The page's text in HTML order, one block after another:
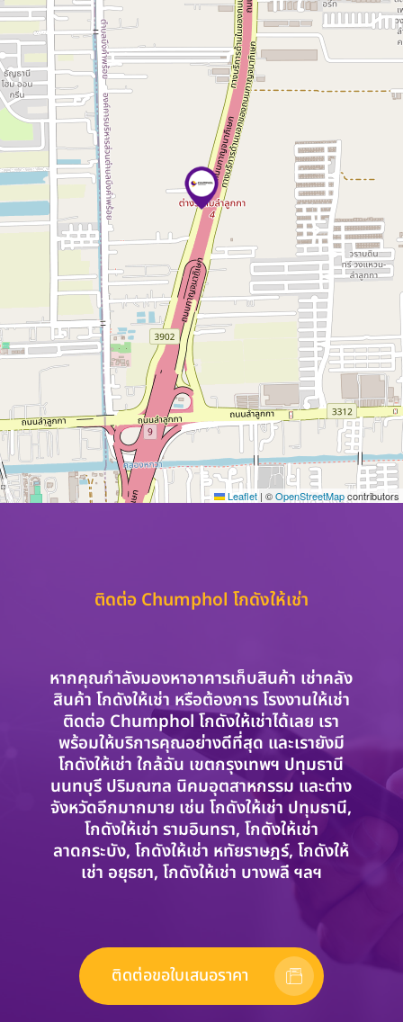
Leaflet | ©OpenStreetMapcontributors
ติดต่อ Chumphol โกดังให้เช่า
หากคุณกำลังมองหาอาคารเก็บสินค้า เช่าคลัง
สินค้า โกดังให้เช่า หรือต้องการ โรงงานให้เช่า
ติดต่อ Chumphol โกดังให้เช่าได้เลย เรา
พร้อมให้บริการคุณอย่างดีที่สุด และเรายังมี
โกดังให้เช่า ใกล้ฉัน เขตกรุงเทพฯ ปทุมธานี
นนทบุรี ปริมณฑล นิคมอุตสาหกรรม และต่าง
จังหวัดอีกมากมาย เช่น โกดังให้เช่า ปทุมธานี,
โกดังให้เช่า รามอินทรา, โกดังให้เช่า
ลาดกระบัง, โกดังให้เช่า หทัยราษฎร์, โกดังให้
เช่า อยุธยา, โกดังให้เช่า บางพลี ฯลฯ
ติดต่อขอใบเสนอราคา